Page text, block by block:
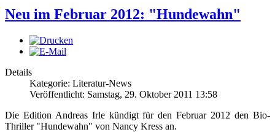
Neu im Februar 2012: "Hundewahn"
Details
Kategorie: Literatur-News
Veröffentlicht: Samstag, 29. Oktober 2011 13:58
Die Edition Andreas Irle kündigt für den Februar 2012 den Bio-
Thriller "Hundewahn" von Nancy Kress an.